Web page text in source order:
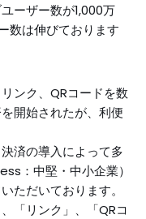
ーザー数が1,000万
数は伸びております
ンク、QRコードを数
開始されたが、利便
済の導入によって多
：中堅・中小企業）
ただいております。
「リンク」、「QRコ